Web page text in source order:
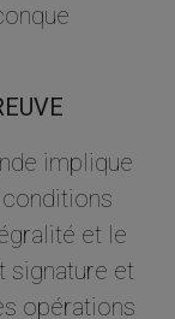
implique
conditions
et le
signature et
opérations